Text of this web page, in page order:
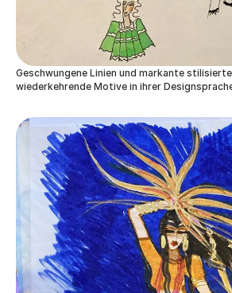
Geschwungene Linien und markante
wiederkehrende Motive in ihrer